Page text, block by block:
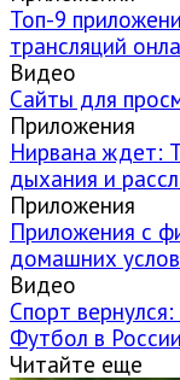
Топ-9
трансляций
Видео
Сайты для
Приложения
Нирвана ждет:
дыхания и
Приложения
Приложения с
домашних
Видео
Спорт
Футбол в
Читайте еще